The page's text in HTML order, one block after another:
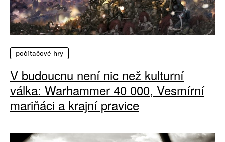
počítačové hry
V budoucnu není nic než kulturní
válka: Warhammer 40 000, Vesmírní
mariňáci a krajní pravice